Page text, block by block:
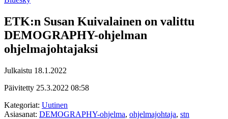
ETK:n Susan Kuivalainen on valittu
DEMOGRAPHY-ohjelman
ohjelmajohtajaksi
Julkaistu 18.1.2022
Päivitetty 25.3.2022 08:58
Kategoriat: Uutinen
Asiasanat: DEMOGRAPHY-ohjelma, ohjelmajohtaja, stn